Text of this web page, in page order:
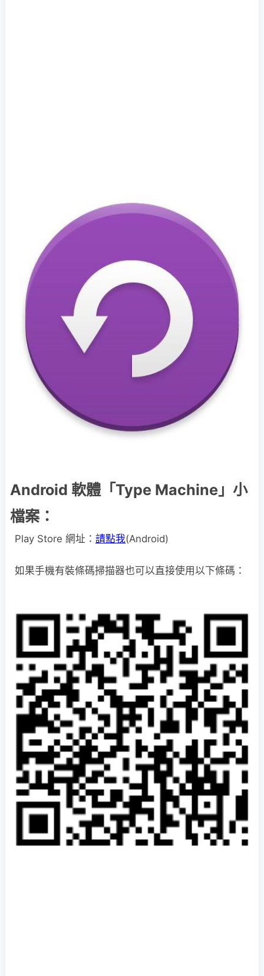
Android 軟體「Type Machine」小
檔案：
Play Store 網址： 請點我(Android)
如果手機有裝條碼掃描器也可以直接使用以下條碼：